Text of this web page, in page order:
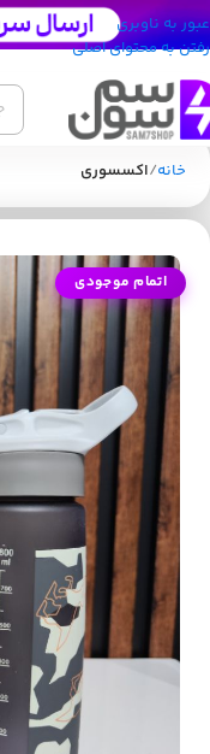
عبور به ناوبری
رفتن به محتوای اصلی
خانه اکسسوری
اتمام موجودی